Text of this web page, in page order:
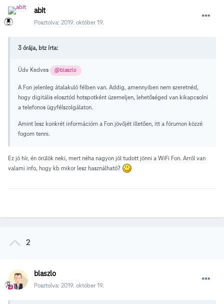
abit
Posztolva: 2019. október 19.
3 órája, btz írta:
Üdv Kedves @blaszlo
A Fon jelenleg átalakuló félben van. Addig, amennyiben nem szeretnéd,
hogy digitális elosztód hotspotként üzemeljen, lehetőséged van kikapcsolni
a telefonos ügyfélszolgálaton.
Amint lesz konkrét információm a Fon jövőjét illetően, itt a fórumon közzé
fogom tenni.
Ez jó hír, én örülök neki, mert néha nagyon jól tudott jönni a WiFi Fon. Arról van
valami info, hogy kb mikor lesz használható?
2
blaszlo
Posztolva: 2019. október 19.